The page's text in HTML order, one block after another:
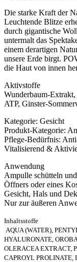
Die starke Kraft der
Leuchtende Blitze
durch gigantische
untermalt das
einem derartigen
unsere Erde birgt.
die Haut von innen
Aktivstoffe
Wunderbaum-
ATP, Ginster-
Kategorie: Gesicht
Produkt-Kategorie:
Pflege-Bedürfnis:
Vitalisierend &
Anwendung
Ampulle schütteln
Öffners oder eines
Gesicht, Hals und
Nur zur äußeren
Inhaltsstoffe
AQUA (WATER),
HYALURONATE,
OLERACEA EXTRACT,
CAPROYL PROLINATE,